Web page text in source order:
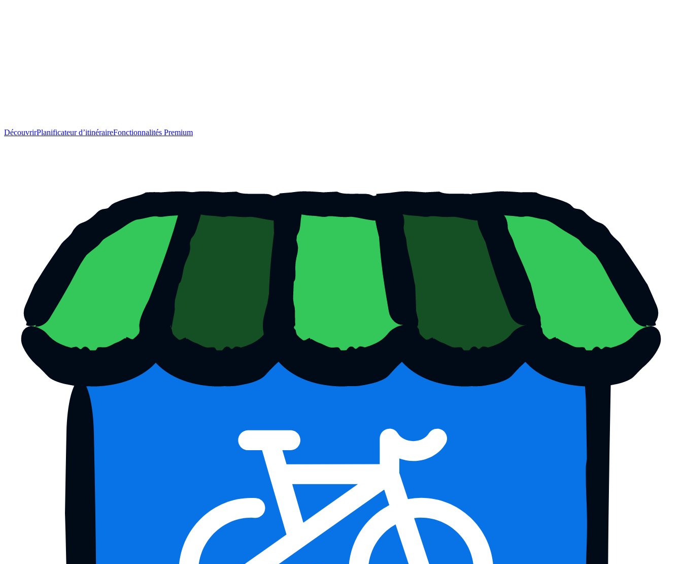
DécouvrirPlanificateur d’itinéraireFonctionnalités Premium